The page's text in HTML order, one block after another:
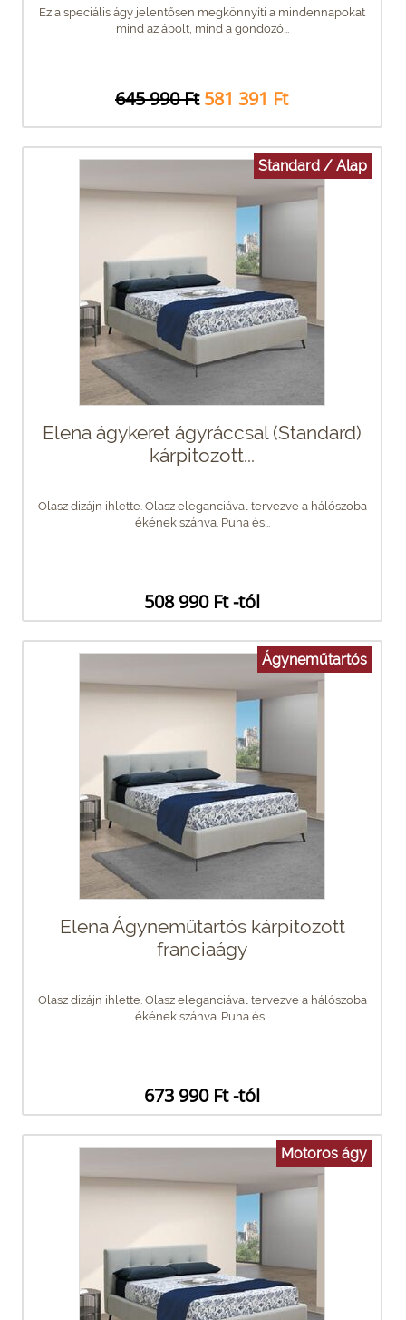
Ez a speciális ágy jelentősen megkönnyíti a mindennapokat
mind az ápolt, mind a gondozó...
645 990 Ft 581 391 Ft
Standard / Alap
Elena ágykeret ágyráccsal (Standard)
kárpitozott...
Olasz dizájn ihlette. Olasz eleganciával tervezve a hálószoba
ékének szánva. Puha és...
508 990 Ft -tól
Ágyneműtartós
Elena Ágyneműtartós kárpitozott
franciaágy
Olasz dizájn ihlette. Olasz eleganciával tervezve a hálószoba
ékének szánva. Puha és...
673 990 Ft -tól
Motoros ágy